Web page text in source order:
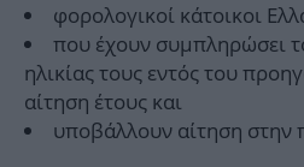
φορολογικοί κάτοικοι
που έχουν συμπληρώσει
ηλικίας τους εντός του
αίτηση έτους και
υποβάλλουν αίτηση στην